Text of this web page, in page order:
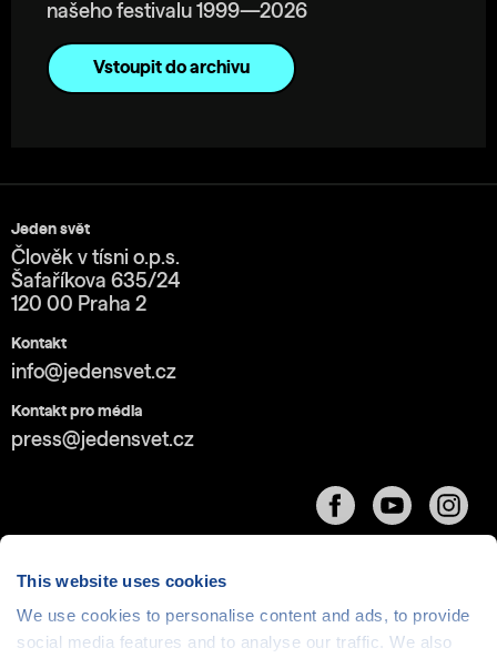
This website uses cookies
We use cookies to personalise content and ads, to provide
social media features and to analyse our traffic. We also
našeho festivalu 1999—2026
Vstoupit do archivu
Jeden svět
Člověk v tísni o.p.s.
Šafaříkova 635/24
120 00 Praha 2
Kontakt
info@jedensvet.cz
Kontakt pro média
press@jedensvet.cz
Cookies| © 1999-2026 Člověk v tísni o.p.s., web běží